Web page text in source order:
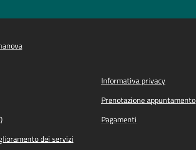
Informativa privacy
Prenotazione appuntamento
Pagamenti
dei servizi